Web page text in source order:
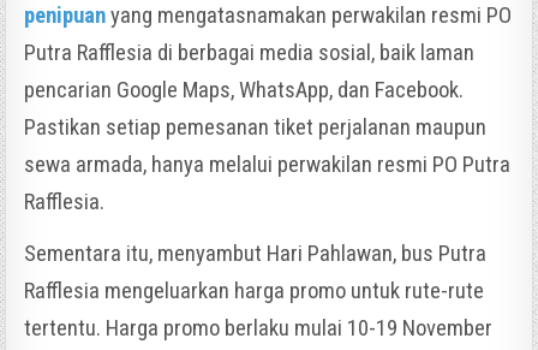
penipuanyang mengatasnamakan perwakilan resmi PO
Putra Rafflesia di berbagai media sosial, baik laman
pencarian Google Maps, WhatsApp, dan Facebook.
Pastikan setiap pemesanan tiket perjalanan maupun
sewa armada, hanya melalui perwakilan resmi PO Putra
Rafflesia.
Sementara itu, menyambut Hari Pahlawan, bus Putra
Rafflesia mengeluarkan harga promo untuk rute-rute
tertentu. Harga promo berlaku mulai 10-19 November